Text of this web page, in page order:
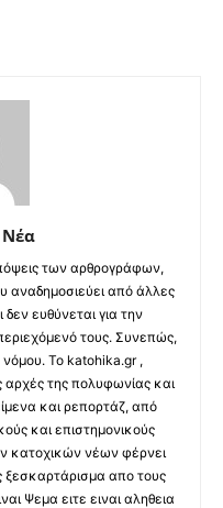
Νέα
των αρθρογράφων,
αναδημοσιεύει από άλλες
ευθύνεται για την
τους. Συνεπώς,
Το katohika.gr ,
αρχές της πολυφωνίας και
και ρεπορτάζ, από
και επιστημονικούς
κατοχικών νέων φέρνει
ξεσκαρτάρισμα απο τους
Ψεμα ειτε ειναι αληθεια